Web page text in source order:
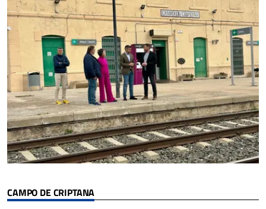
CAMPO DE CRIPTANA